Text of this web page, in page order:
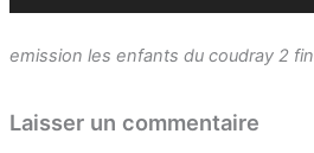
emission les enfants du coudray 2 fin
Laisser un commentaire